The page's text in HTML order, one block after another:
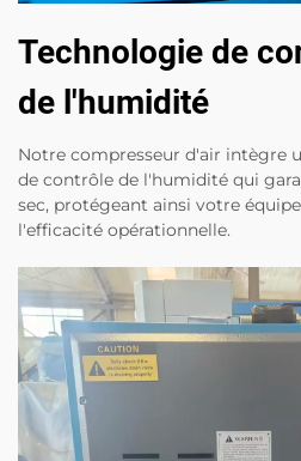
Technologie de
de l'humidité
Notre compresseur d'air intègre
de contrôle de l'humidité qui
sec, protégeant ainsi votre
l'efficacité opérationnelle.